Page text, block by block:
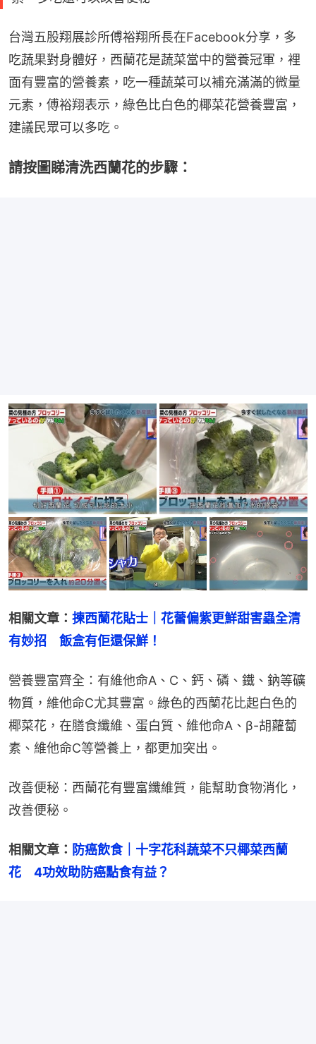
台灣五股翔展診所傅裕翔所長在Facebook分享，多
吃蔬果對身體好，西蘭花是蔬菜當中的營養冠軍，裡
面有豐富的營養素，吃一種蔬菜可以補充滿滿的微量
元素，傅裕翔表示，綠色比白色的椰菜花營養豐富，
建議民眾可以多吃。
請按圖睇清洗西蘭花的步驟：
相關文章： 揀西蘭花貼士｜花蕾偏紫更鮮甜害蟲全清
有妙招　飯盒有佢還保鮮！
營養豐富齊全：有維他命A、C、鈣、磷、鐵、鈉等礦
物質，維他命C尤其豐富。綠色的西蘭花比起白色的
椰菜花，在膳食纖維、蛋白質、維他命A、β-胡蘿蔔
素、維他命C等營養上，都更加突出。
改善便秘：西蘭花有豐富纖維質，能幫助食物消化，
改善便秘。
相關文章： 防癌飲食｜十字花科蔬菜不只椰菜西蘭
花　4功效助防癌點食有益？